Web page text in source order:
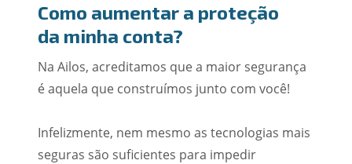
Como aumentar a proteção
da minha conta?
Na Ailos, acreditamos que a maior segurança
é aquela que construímos junto com você!
Infelizmente, nem mesmo as tecnologias mais
seguras são suficientes para impedir